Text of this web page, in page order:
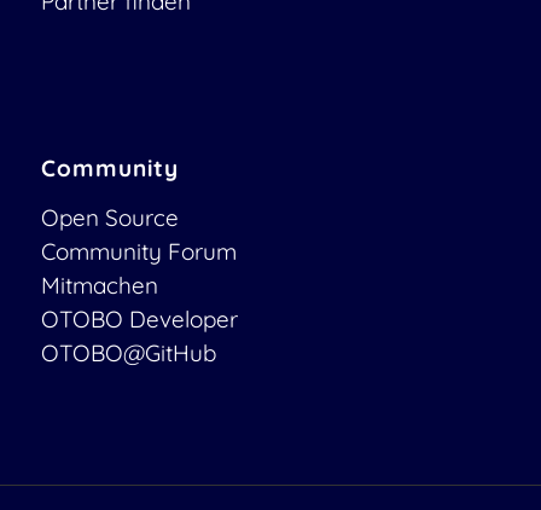
Community
Open Source
Community Forum
Mitmachen
OTOBO Developer
OTOBO@GitHub